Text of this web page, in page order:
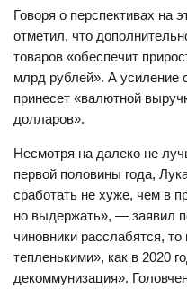
Говоря о перспективах на
отметил, что
товаров «обеспечит
млрд рублей». А усиление
принесет «валютной
долларов».
Несмотря на далеко не
первой половины года,
сработать не хуже, чем в
но выдержать», — заявил
чиновники расслабятся,
тепленькими», как в 2020
декоммунизация».